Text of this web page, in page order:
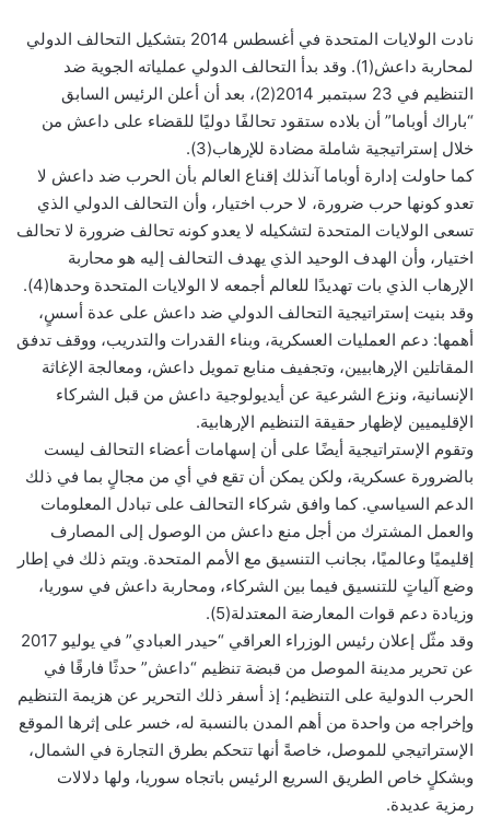
نادت الولايات المتحدة في أغسطس 2014 بتشكيل التحالف الدولي
لمحاربة داعش(1). وقد بدأ التحالف الدولي عملياته الجوية ضد
التنظيم في 23 سبتمبر 2014(2)، بعد أن أعلن الرئيس السابق
“باراك أوباما” أن بلاده ستقود تحالفًا دوليًا للقضاء على داعش من
خلال إستراتيجية شاملة مضادة للإرهاب(3).
كما حاولت إدارة أوباما آنذلك إقناع العالم بأن الحرب ضد داعش لا
تعدو كونها حرب ضرورة، لا حرب اختيار، وأن التحالف الدولي الذي
تسعى الولايات المتحدة لتشكيله لا يعدو كونه تحالف ضرورة لا تحالف
اختيار، وأن الهدف الوحيد الذي يهدف التحالف إليه هو محاربة
الإرهاب الذي بات تهديدًا للعالم أجمعه لا الولايات المتحدة وحدها(4).
وقد بنيت إستراتيجية التحالف الدولي ضد داعش على عدة أسسٍ،
أهمها: دعم العمليات العسكرية، وبناء القدرات والتدريب، ووقف تدفق
المقاتلين الإرهابيين، وتجفيف منابع تمويل داعش، ومعالجة الإغاثة
الإنسانية، ونزع الشرعية عن أيديولوجية داعش من قبل الشركاء
الإقليميين لإظهار حقيقة التنظيم الإرهابية.
وتقوم الإستراتيجية أيضًا على أن إسهامات أعضاء التحالف ليست
بالضرورة عسكرية، ولكن يمكن أن تقع في أي من مجالٍ بما في ذلك
الدعم السياسي. كما وافق شركاء التحالف على تبادل المعلومات
والعمل المشترك من أجل منع داعش من الوصول إلى المصارف
إقليميًا وعالميًا، بجانب التنسيق مع الأمم المتحدة. ويتم ذلك في إطار
وضع آلياتٍ للتنسيق فيما بين الشركاء، ومحاربة داعش في سوريا،
وزيادة دعم قوات المعارضة المعتدلة(5).
وقد مثّل إعلان رئيس الوزراء العراقي “حيدر العبادي” في يوليو 2017
عن تحرير مدينة الموصل من قبضة تنظيم “داعش” حدثًا فارقًا في
الحرب الدولية على التنظيم؛ إذ أسفر ذلك التحرير عن هزيمة التنظيم
وإخراجه من واحدة من أهم المدن بالنسبة له، خسر على إثرها الموقع
الإستراتيجي للموصل، خاصةً أنها تتحكم بطرق التجارة في الشمال،
وبشكلٍ خاص الطريق السريع الرئيس باتجاه سوريا، ولها دلالات
رمزية عديدة.